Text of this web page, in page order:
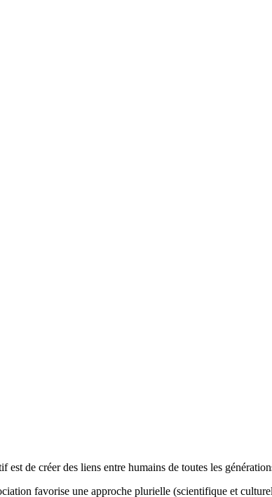
de créer des liens entre humains de toutes les
favorise une approche plurielle (scientifique et